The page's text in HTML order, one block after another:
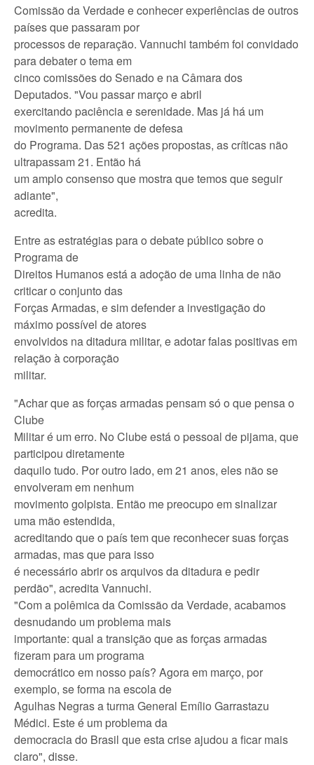
Comissão da Verdade e conhecer experiências de outros
países que passaram por
processos de reparação. Vannuchi também foi convidado
para debater o tema em
cinco comissões do Senado e na Câmara dos
Deputados. "Vou passar março e abril
exercitando paciência e serenidade. Mas já há um
movimento permanente de defesa
do Programa. Das 521 ações propostas, as críticas não
ultrapassam 21. Então há
um amplo consenso que mostra que temos que seguir
adiante",
acredita.
Entre as estratégias para o debate público sobre o
Programa de
Direitos Humanos está a adoção de uma linha de não
criticar o conjunto das
Forças Armadas, e sim defender a investigação do
máximo possível de atores
envolvidos na ditadura militar, e adotar falas positivas em
relação à corporação
militar.
"Achar que as forças armadas pensam só o que pensa o
Clube
Militar é um erro. No Clube está o pessoal de pijama, que
participou diretamente
daquilo tudo. Por outro lado, em 21 anos, eles não se
envolveram em nenhum
movimento golpista. Então me preocupo em sinalizar
uma mão estendida,
acreditando que o país tem que reconhecer suas forças
armadas, mas que para isso
é necessário abrir os arquivos da ditadura e pedir
perdão", acredita Vannuchi.
"Com a polêmica da Comissão da Verdade, acabamos
desnudando um problema mais
importante: qual a transição que as forças armadas
fizeram para um programa
democrático em nosso país? Agora em março, por
exemplo, se forma na escola de
Agulhas Negras a turma General Emílio Garrastazu
Médici. Este é um problema da
democracia do Brasil que esta crise ajudou a ficar mais
claro", disse.